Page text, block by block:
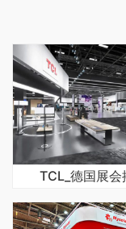
TCL_德国展会